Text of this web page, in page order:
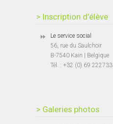
> Inscription d’élève
Le service social
56, rue du Saulchoir
B-7540 Kain | Belgique
Tél. : +32 (0) 69 222733
> Galeries photos